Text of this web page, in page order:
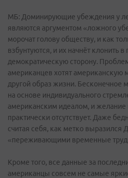
МБ: Доминирующие убеждения у
являются аргументом «ложного
морочат голову обществу, и как
взбунтуются, и их начнёт клонить
демократическую сторону.
американцев хотят американскую
другой образ жизни. Бесконечное
на основе индивидуального
американским идеалом, и желание
практически отсутствует. Даже
считая себя, как метко выразился
«переживающими временные
Кроме того, все данные за
американцы совсем не самые